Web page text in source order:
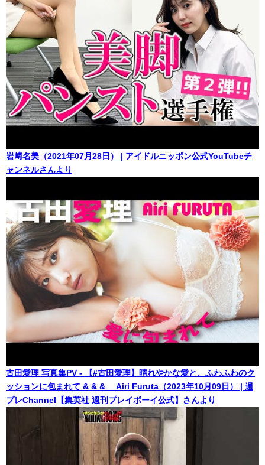
岩﨑名美（2021年07月28日） | アイドルニッポン公式YouTubeチ
ャンネルさんより
古田愛理 写真集PV - 【#古田愛理】晴れやかな愛と、ふわふわのク
ッションに包まれて & & & Airi Furuta（2023年10月09日） | 週
プレChannel【集英社 週刊プレイボーイ公式】さんより